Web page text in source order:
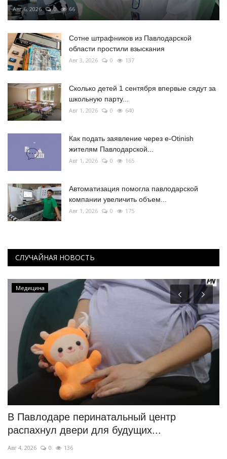
Авг 6, 2026 0 66
Сотне штрафников из Павлодарской
области простили взыскания
Авг 3, 2026 0 137
Сколько детей 1 сентября впервые сядут за
школьную парту...
Авг 1, 2026 0 640
Как подать заявление через e-Otinish
жителям Павлодарской...
Авг 1, 2026 0 165
Автоматизация помогла павлодарской
компании увеличить объем...
Авг 1, 2026 0 175
СЛУЧАЙНАЯ НОВОСТЬ
Медицина
В Павлодаре перинатальный центр
распахнул двери для будущих...
Авг 4, 2026 0 136